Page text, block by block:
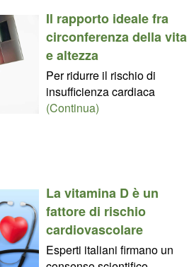
Il rapporto ideale fra
circonferenza della vita
e altezza
Per ridurre il rischio di
insufficienza cardiaca
(Continua)
La vitamina D è un
fattore di rischio
cardiovascolare
Esperti italiani firmano un